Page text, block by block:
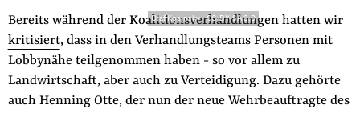
Olaf Kosinsky-CC-BY-SA 3.0
Bereits während der Koalitionsverhandlungen hatten wir
kritisiert, dass in den Verhandlungsteams Personen mit
Lobbynähe teilgenommen haben - so vor allem zu
Landwirtschaft, aber auch zu Verteidigung. Dazu gehörte
auch Henning Otte, der nun der neue Wehrbeauftragte des